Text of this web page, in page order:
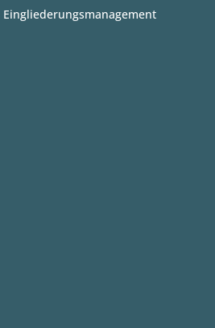
Eingliederungsmanagement